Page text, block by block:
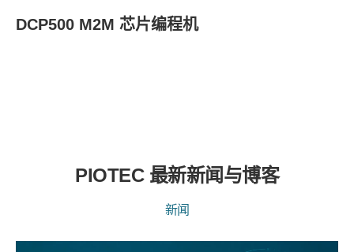
DCP500 M2M 芯片编程机
PIOTEC 最新新闻与博客
新闻